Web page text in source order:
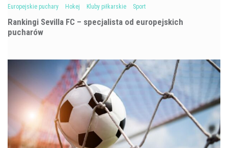
Europejskie puchary Hokej Kluby piłkarskie Sport
Rankingi Sevilla FC – specjalista od europejskich
pucharów